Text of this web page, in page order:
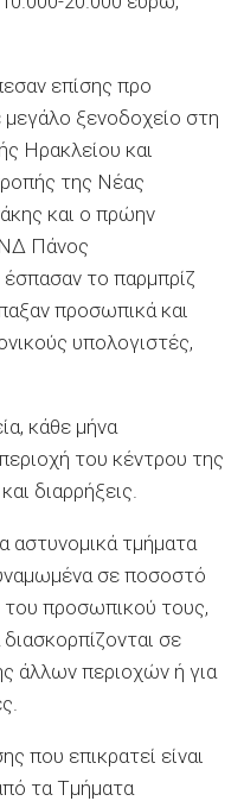
επίσης προ
ξενοδοχείο στη
Ηρακλείου και
της Νέας
και ο πρώην
ΝΔ Πάνος
το παρμπρίζ
προσωπικά και
υπολογιστές,
κάθε μήνα
του κέντρου της
διαρρήξεις.
αστυνομικά τμήματα
σε ποσοστό
προσωπικού τους,
σε
άλλων περιοχών ή για
που επικρατεί είναι
τα Τμήματα